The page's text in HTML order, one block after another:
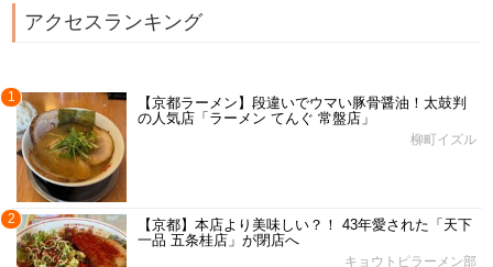
アクセスランキング
1
【京都ラーメン】段違いでウマい豚骨醤油！太鼓判
の人気店「ラーメン てんぐ 常盤店」
柳町イズル
2
【京都】本店より美味しい？！ 43年愛された「天下
一品 五条桂店」が閉店へ
キョウトピラーメン部